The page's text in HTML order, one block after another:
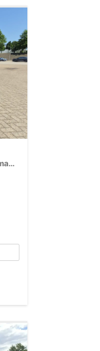
Trend 1.0 T-GDI 90PS Automatik Klimaautomatik Rückf.Kamera Parksensoren Sitzheizung Lenkradheizung Bluetooth Touchscreen Tempomat Apple CarPlay + Android Auto 16"LM